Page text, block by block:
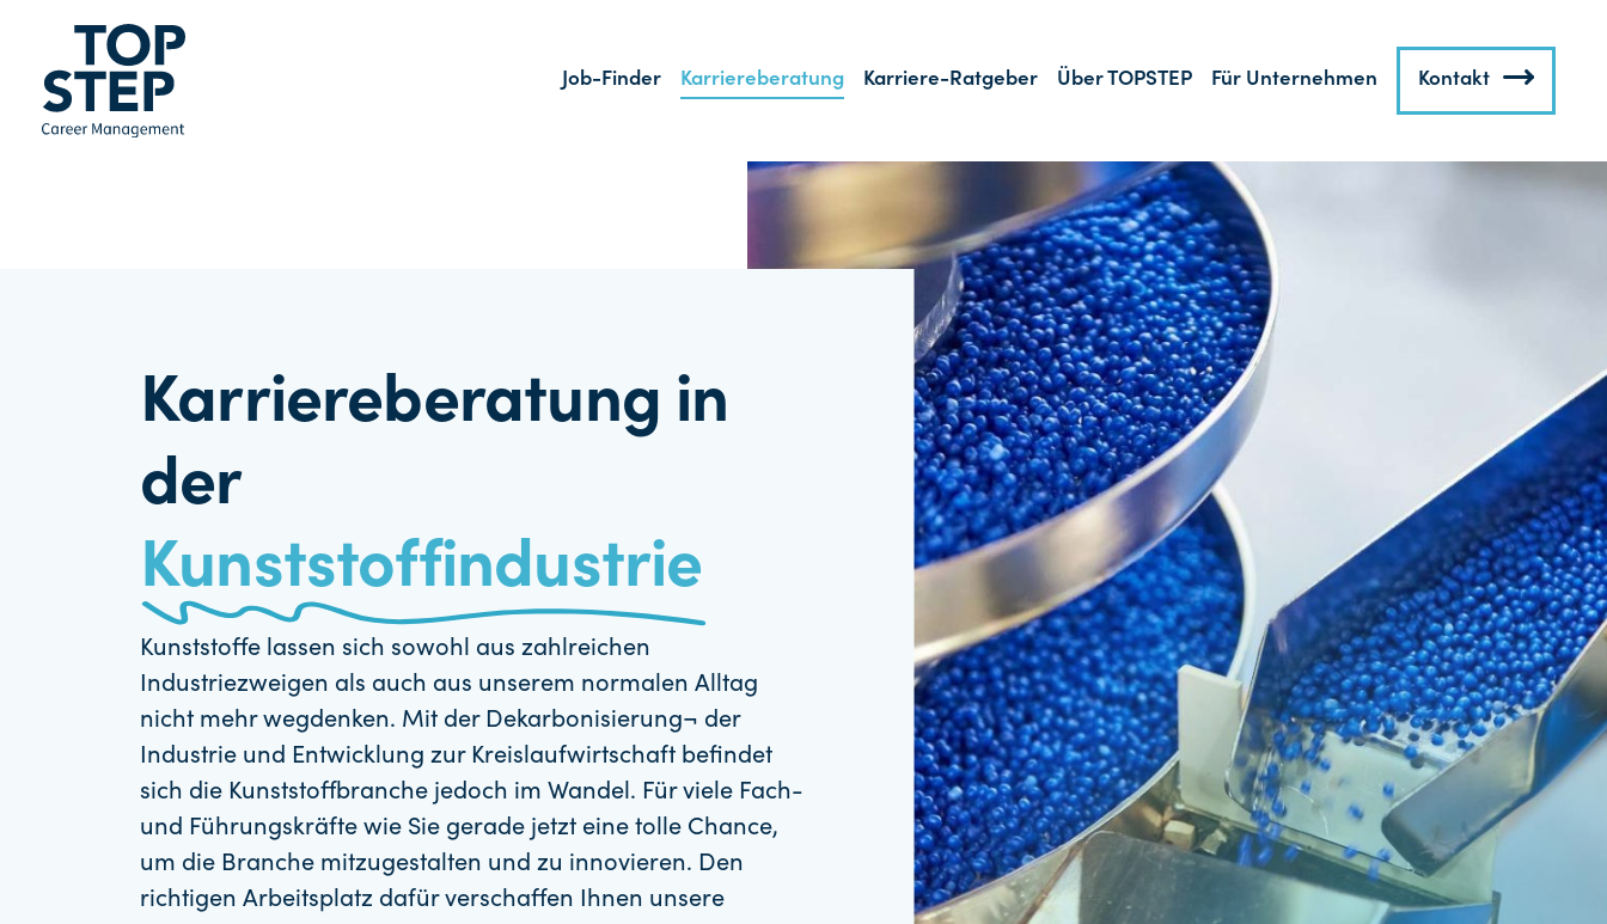
Job-Finder Karriereberatung Karriere-Ratgeber Über TOPSTEP Für Unternehmen Kontakt
Karriereberatung in
der
Kunststoffindustrie
Kunststoffe lassen sich sowohl aus zahlreichen
Industriezweigen als auch aus unserem normalen Alltag
nicht mehr wegdenken. Mit der Dekarbonisierung¬ der
Industrie und Entwicklung zur Kreislaufwirtschaft befindet
sich die Kunststoffbranche jedoch im Wandel. Für viele Fach-
und Führungskräfte wie Sie gerade jetzt eine tolle Chance,
um die Branche mitzugestalten und zu innovieren. Den
richtigen Arbeitsplatz dafür verschaffen Ihnen unsere